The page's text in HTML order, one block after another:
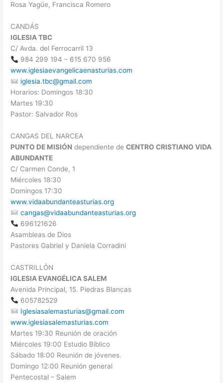
Rosa Yagüe, Francisca Romero
CANDÁS
IGLESIA TBC
C/ Avda. del Ferrocarril 13
984 299 194 – 615 670 956
www.iglesiaevangelicaenasturias.com
iglesia.tbc@gmail.com
Horarios: Domingos 18:30
Martes 19:30
Pastor: Salvador Ros
CANGAS DEL NARCEA
PUNTO DE MISIÓN dependiente deCENTRO CRISTIANO VIDA
ABUNDANTE
C/ Carmen Conde, 1
Miércoles 18:30
Domingos 17:30
www.vidaabundanteasturias.org
cangas@vidaabundanteasturias.org
696121626
Asambleas de Dios
Pastores Gabriel y Daniela Corradini
CASTRILLÓN
IGLESIA EVANGÉLICA SALEM
Avenida Principal, 15. Piedras Blancas
605782529
Iglesiasalemasturias@gmail.com
www.iglesiasalemasturias.com
Martes 19:30 Reunión de oración
Miércoles 19:00 Estudio Bíblico
Sábado 18:00 Reunión de jóvenes.
Domingo 12:00 Reunión general
Pentecostal – Salem